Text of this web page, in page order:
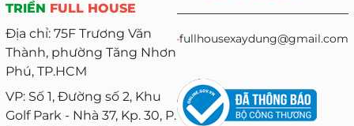
TRIỂN FULL HOUSE
Địa chỉ: 75F Trương Văn
Thành, phường Tăng Nhơn
Phú, TP.HCM
VP: Số 1, Đường số 2, Khu
Golf Park - Nhà 37, Kp. 30, P.
fullhousexaydung@gmail.com